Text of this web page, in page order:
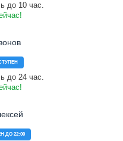
до 10 час.
до 24 час.
ДО 22:00